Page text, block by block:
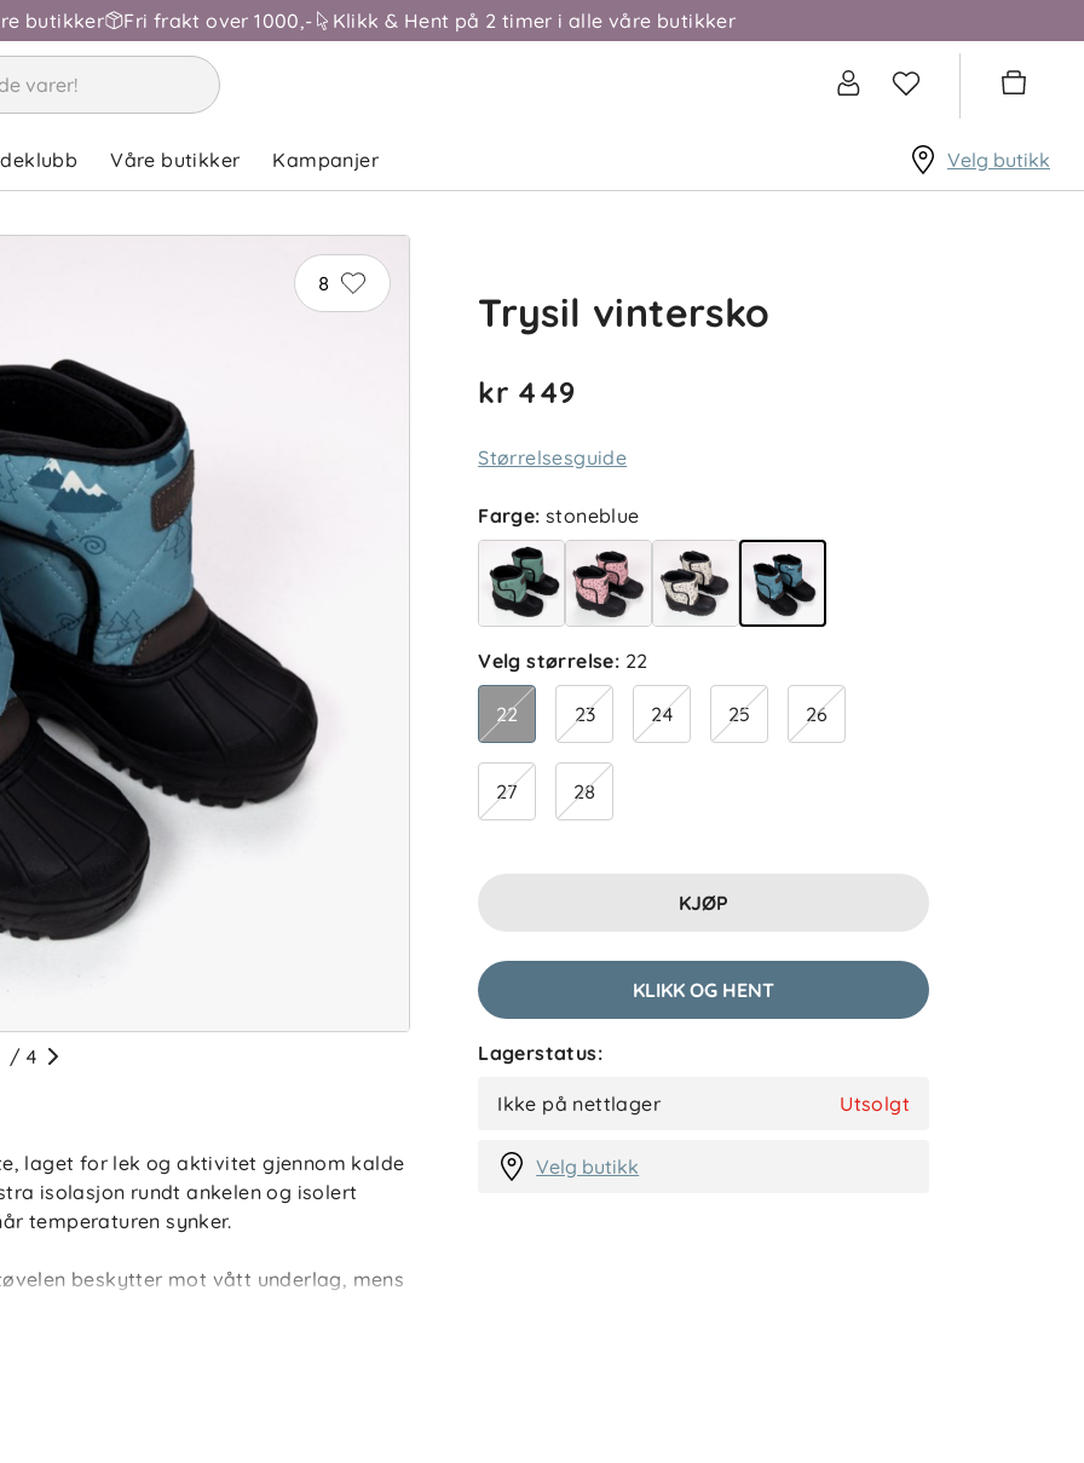
butikker Fri frakt over 1000,- Klikk & Hent på 2 timer i alle våre butikker
Våre butikker Kampanjer Velg butikk
8
/ 4
laget for lek og aktivitet gjennom kalde
isolasjon rundt ankelen og isolert
temperaturen synker.
beskytter mot vått underlag, mens
Trysil vintersko
kr 449
Størrelsesguide
Farge: stoneblue
Velg størrelse: 22
22 23 24 25 26
27 28
KJØP
KLIKK OG HENT
Lagerstatus:
Ikke på nettlager Utsolgt
Velg butikk